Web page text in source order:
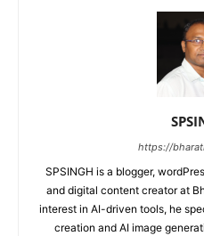
https://
SPSINGH is a blogger,
and digital content creator at
interest in AI-driven tools, he
creation and AI image